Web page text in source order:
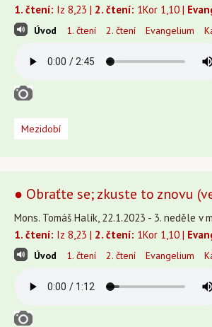
1. čtení: Iz 8,23 | 2. čtení: 1Kor 1,10 |
Úvod 1. čtení 2. čtení Evangelium
Mezidobí
● Obraťte se; zkuste to znovu
Mons. Tomáš Halík, 22.1.2023 - 3. neděle v
1. čtení: Iz 8,23 | 2. čtení: 1Kor 1,10 |
Úvod 1. čtení 2. čtení Evangelium